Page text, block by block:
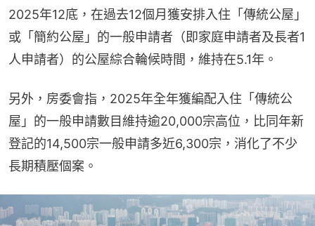
2025年12底，在過去12個月獲安排入住「傳統公屋」
或「簡約公屋」的一般申請者（即家庭申請者及長者1
人申請者）的公屋綜合輪候時間，維持在5.1年。
另外，房委會指，2025年全年獲編配入住「傳統公
屋」的一般申請數目維持逾20,000宗高位，比同年新
登記的14,500宗一般申請多近6,300宗，消化了不少
長期積壓個案。